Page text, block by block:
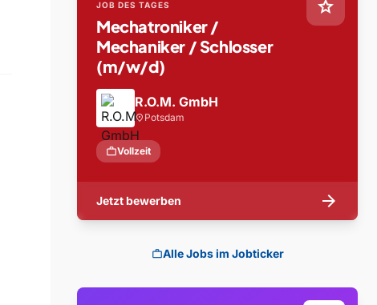
star
JOB DES TAGES
Mechatroniker /
Mechaniker / Schlosser
(m/w/d)
R.O.M. GmbH
location_on Potsdam
workVollzeit
Jetzt bewerben arrow_forward
workAlle Jobs im Jobticker